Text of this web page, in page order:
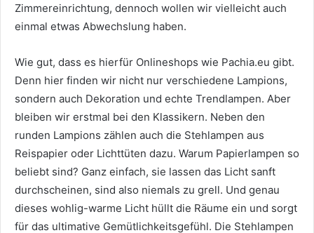
Zimmereinrichtung, dennoch wollen wir vielleicht auch
einmal etwas Abwechslung haben.
Wie gut, dass es hierfür Onlineshops wie Pachia.eu gibt.
Denn hier finden wir nicht nur verschiedene Lampions,
sondern auch Dekoration und echte Trendlampen. Aber
bleiben wir erstmal bei den Klassikern. Neben den
runden Lampions zählen auch die Stehlampen aus
Reispapier oder Lichttüten dazu. Warum Papierlampen so
beliebt sind? Ganz einfach, sie lassen das Licht sanft
durchscheinen, sind also niemals zu grell. Und genau
dieses wohlig-warme Licht hüllt die Räume ein und sorgt
für das ultimative Gemütlichkeitsgefühl. Die Stehlampen